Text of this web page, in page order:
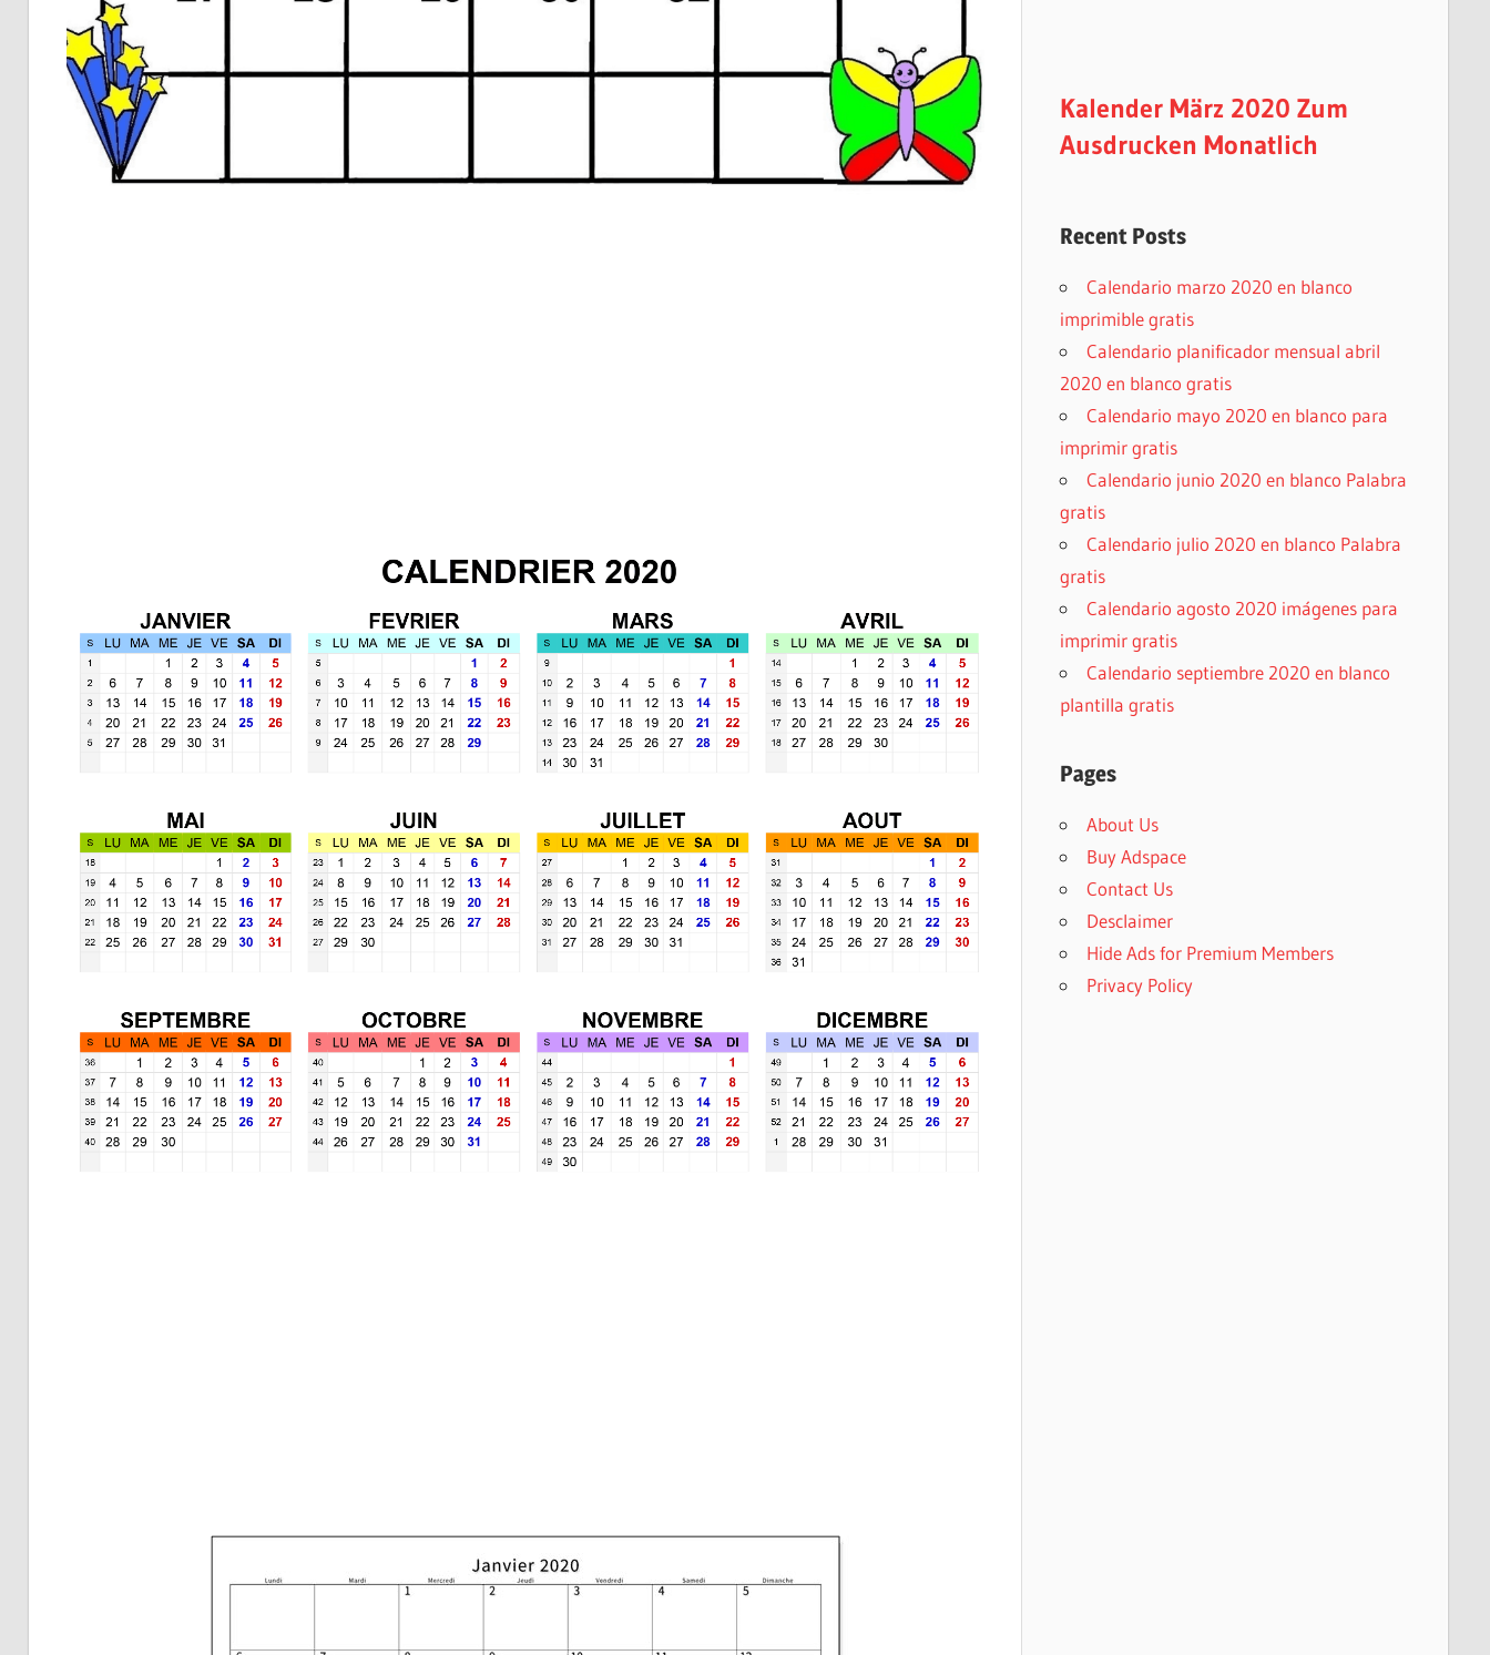
Kalender März 2020 Zum
Ausdrucken Monatlich
Recent Posts
Calendario marzo 2020 en blanco
imprimible gratis
Calendario planificador mensual abril
2020 en blanco gratis
Calendario mayo 2020 en blanco para
imprimir gratis
Calendario junio 2020 en blanco Palabra
gratis
Calendario julio 2020 en blanco Palabra
gratis
Calendario agosto 2020 imágenes para
imprimir gratis
Calendario septiembre 2020 en blanco
plantilla gratis
Pages
About Us
Buy Adspace
Contact Us
Desclaimer
Hide Ads for Premium Members
Privacy Policy